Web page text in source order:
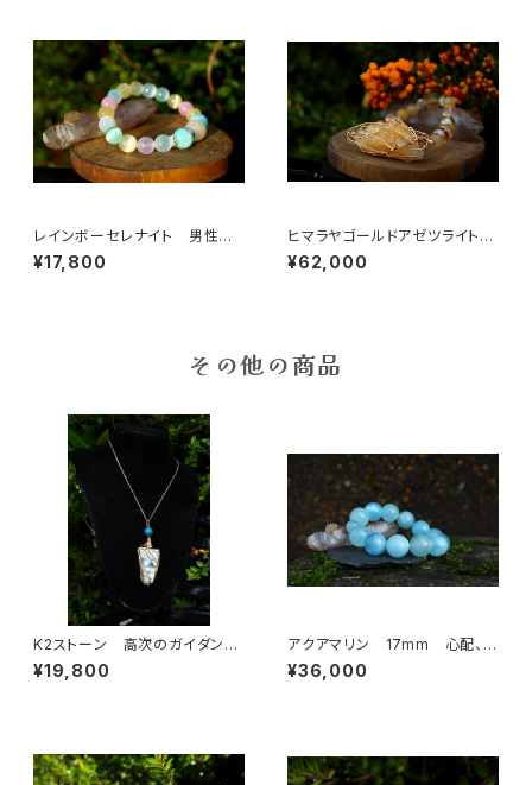
レインボーセレナイト 男性性
と女性性そして心と体のバラン
ス、魂の浄化、調和、安息
¥17,800
ヒマラヤゴールドアゼツライト、
ハーキマー、ヘルデライト、ゴー
ルデンアゼツ、魂の目覚め、高次
¥62,000
その他の商品
K2ストーン 高次のガイダン
ス サイキックアタックから守る
¥19,800
アクアマリン 17mm 心配、恐
れを手放し、幸福、富を引き寄せ
る
¥36,000